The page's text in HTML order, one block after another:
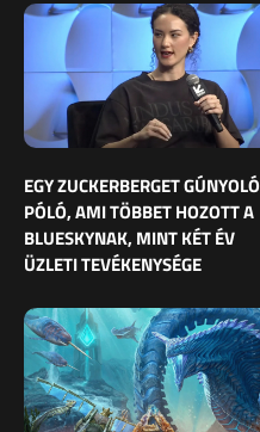
EGY ZUCKERBERGET GÚNYOLÓ
PÓLÓ, AMI TÖBBET HOZOTT A
BLUESKYNAK, MINT KÉT ÉV
ÜZLETI TEVÉKENYSÉGE